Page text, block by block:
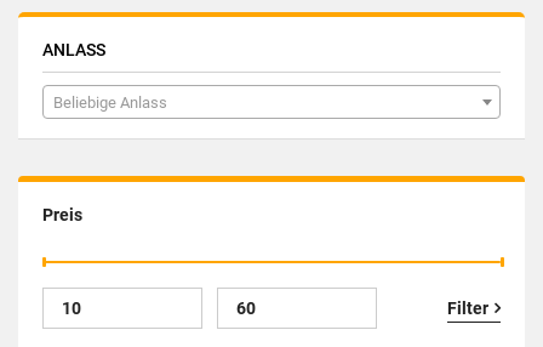
ANLASS
Beliebige Anlass
Preis
Filter